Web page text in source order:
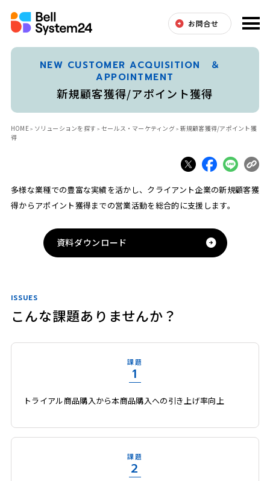
お問合せ
NEW CUSTOMER ACQUISITION ＆
APPOINTMENT
新規顧客獲得/アポイント獲得
HOME ソリューションを探す セールス・マーケティング
新規顧客獲得/アポイント獲
得
多様な業種での豊富な実績を活かし、クライアント企業の新規顧客獲
得からアポイント獲得までの営業活動を総合的に支援します。
資料ダウンロード
ISSUES
こんな課題ありませんか？
課題
1
トライアル商品購入から本商品購入への引き上げ率向上
課題
2